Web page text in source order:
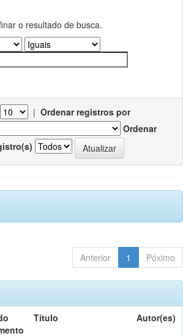
o resultado de busca.
| Ordenar registros por
Ordenar
Anterior 1 Póximo
Título Autor(es)